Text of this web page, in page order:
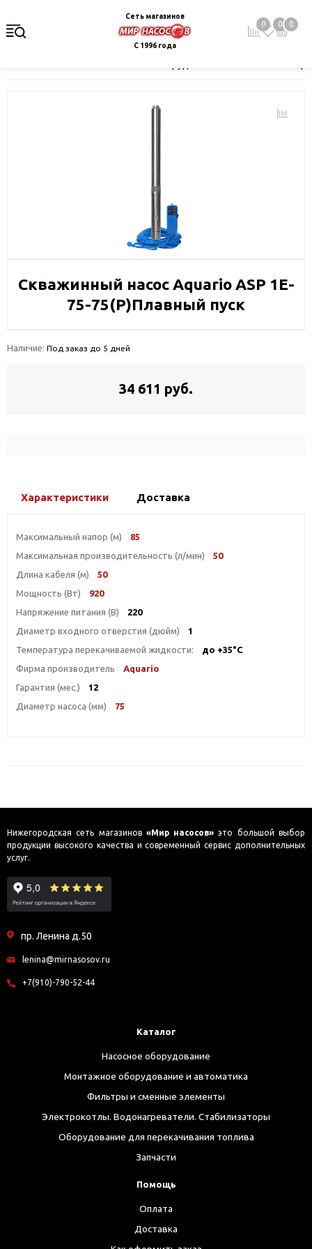
Сеть магазинов
С 1996 года
0 0 0
Скважинный насос Aquario ASP 1E-
75-75(Р)Плавный пуск
Наличие: Под заказ до 5 дней
34 611 руб.
Характеристики Доставка
Максимальный напор (м)
85
Максимальная производительность (л/мин)
50
Длина кабеля (м)
50
Мощность (Вт)
920
Напряжение питания (В)
220
Диаметр входного отверстия (дюйм)
1
Температура перекачиваемой жидкости:
до +35°С
Фирма производитель
Aquario
Гарантия (мес.)
12
Диаметр насоса (мм)
75
Нижегородская сеть магазинов «Мир насосов» это большой выбор
продукции высокого качества и современный сервис дополнительных
услуг.
пр. Ленина д.50
lenina@mirnasosov.ru
+7(910)-790-52-44
Каталог
Насосное оборудование
Монтажное оборудование и автоматика
Фильтры и сменные элементы
Электрокотлы. Водонагреватели. Стабилизаторы
Оборудование для перекачивания топлива
Запчасти
Помощь
Оплата
Доставка